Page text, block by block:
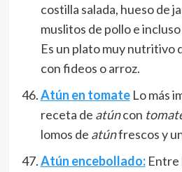
costilla salada, hueso de
muslitos de pollo e
Es un plato muy nutritivo
con fideos o arroz.
Atún en tomate Lo más
receta de atúncon
lomos de atúnfrescos y
Atún encebollado: Entre